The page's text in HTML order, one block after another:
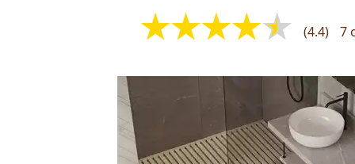
(4.4) 7